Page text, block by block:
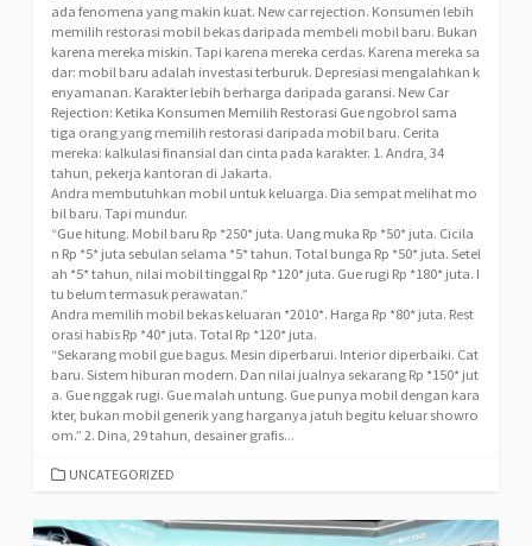
ada fenomena yang makin kuat. New car rejection. Konsumen lebih
memilih restorasi mobil bekas daripada membeli mobil baru. Bukan
karena mereka miskin. Tapi karena mereka cerdas. Karena mereka sa
dar: mobil baru adalah investasi terburuk. Depresiasi mengalahkan k
enyamanan. Karakter lebih berharga daripada garansi. New Car
Rejection: Ketika Konsumen Memilih Restorasi Gue ngobrol sama
tiga orang yang memilih restorasi daripada mobil baru. Cerita
mereka: kalkulasi finansial dan cinta pada karakter. 1. Andra, 34
tahun, pekerja kantoran di Jakarta.
Andra membutuhkan mobil untuk keluarga. Dia sempat melihat mo
bil baru. Tapi mundur.
“Gue hitung. Mobil baru Rp *250* juta. Uang muka Rp *50* juta. Cicila
n Rp *5* juta sebulan selama *5* tahun. Total bunga Rp *50* juta. Setel
ah *5* tahun, nilai mobil tinggal Rp *120* juta. Gue rugi Rp *180* juta. I
tu belum termasuk perawatan.”
Andra memilih mobil bekas keluaran *2010*. Harga Rp *80* juta. Rest
orasi habis Rp *40* juta. Total Rp *120* juta.
“Sekarang mobil gue bagus. Mesin diperbarui. Interior diperbaiki. Cat
baru. Sistem hiburan modern. Dan nilai jualnya sekarang Rp *150* jut
a. Gue nggak rugi. Gue malah untung. Gue punya mobil dengan kara
kter, bukan mobil generik yang harganya jatuh begitu keluar showro
om.” 2. Dina, 29 tahun, desainer grafis...
CATEGORIES
UNCATEGORIZED